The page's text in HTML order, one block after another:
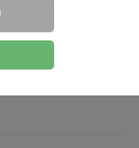
z oczami i